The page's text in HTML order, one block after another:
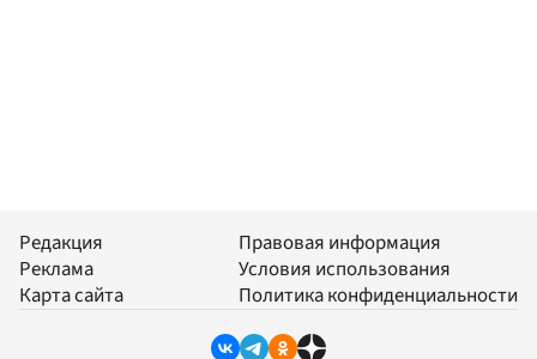
Редакция
Реклама
Карта сайта
Правовая информация
Условия использования
Политика конфиденциальности